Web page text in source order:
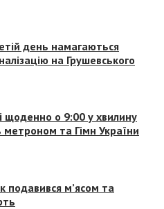
день намагаються
на Грушевського
щоденно о 9:00 у хвилину
та Гімн України
подавився м’ясом та